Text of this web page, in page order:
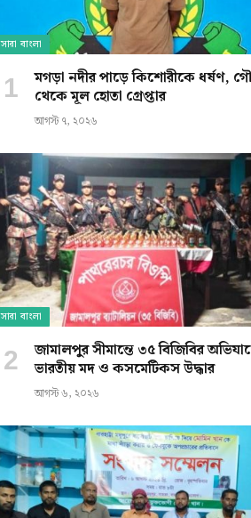
সারা বাংলা
মগড়া নদীর পাড়ে কিশোরীকে ধর্ষণ,
থেকে মূল হোতা গ্রেপ্তার
আগস্ট ৭, ২০২৬
সারা বাংলা
জামালপুর সীমান্তে ৩৫ বিজিবির
ভারতীয় মদ ও কসমেটিকস উদ্ধার
আগস্ট ৬, ২০২৬